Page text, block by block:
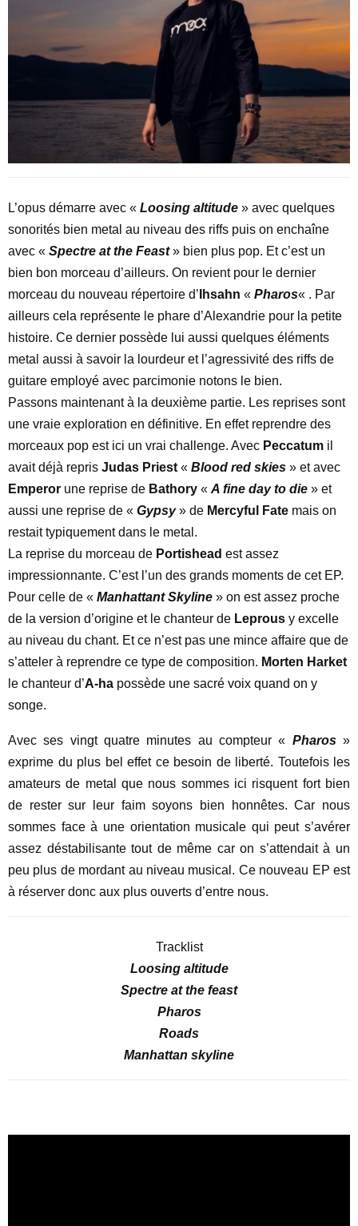
L’opus démarre avec « Loosing altitude » avec quelques
sonorités bien metal au niveau des riffs puis on enchaîne
avec « Spectre at the Feast» bien plus pop. Et c’est un
bien bon morceau d’ailleurs. On revient pour le dernier
morceau du nouveau répertoire d’ Ihsahn « Pharos« . Par
ailleurs cela représente le phare d’Alexandrie pour la petite
histoire. Ce dernier possède lui aussi quelques éléments
metal aussi à savoir la lourdeur et l’agressivité des riffs de
guitare employé avec parcimonie notons le bien.
Passons maintenant à la deuxième partie. Les reprises sont
une vraie exploration en définitive. En effet reprendre des
morceaux pop est ici un vrai challenge. Avec Peccatum il
avait déjà repris Judas Priest « Blood red skies » et avec
Emperor une reprise de Bathory « A fine day to die » et
aussi une reprise de « Gypsy» de Mercyful Fate mais on
restait typiquement dans le metal.
La reprise du morceau de Portishead est assez
impressionnante. C’est l’un des grands moments de cet EP.
Pour celle de « Manhattant Skyline » on est assez proche
de la version d’origine et le chanteur de Leprous y excelle
au niveau du chant. Et ce n’est pas une mince affaire que de
s’atteler à reprendre ce type de composition. Morten Harket
le chanteur d’A-ha possède une sacré voix quand on y
songe.
Avec ses vingt quatre minutes au compteur « Pharos»
exprime du plus bel effet ce besoin de liberté. Toutefois les
amateurs de metal que nous sommes ici risquent fort bien
de rester sur leur faim soyons bien honnêtes. Car nous
sommes face à une orientation musicale qui peut s’avérer
assez déstabilisante tout de même car on s’attendait à un
peu plus de mordant au niveau musical. Ce nouveau EP est
à réserver donc aux plus ouverts d’entre nous.
Tracklist
Loosing altitude
Spectre at the feast
Pharos
Roads
Manhattan skyline